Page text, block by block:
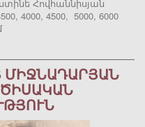
Հովհաննիսյան
4000, 4500, 5000, 6000
ՀՈ
ԵՐԱԺ